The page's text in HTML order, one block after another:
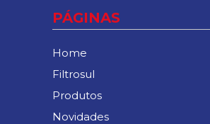
PÁGINAS
Home
Filtrosul
Produtos
Novidades